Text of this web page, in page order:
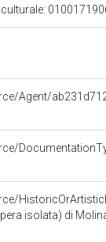
Agent/
isolata) di